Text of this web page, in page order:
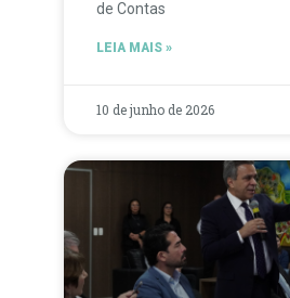
de Contas
LEIA MAIS »
10 de junho de 2026